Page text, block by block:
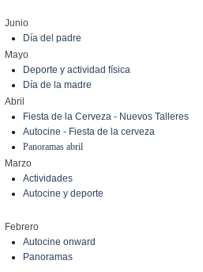
Junio
Día del padre
Mayo
Deporte y actividad física
Día de la madre
Abril
Fiesta de la Cerveza - Nuevos Talleres
Autocine - Fiesta de la cerveza
Panoramas abril
Marzo
Actividades
Autocine y deporte
Febrero
Autocine onward
Panoramas